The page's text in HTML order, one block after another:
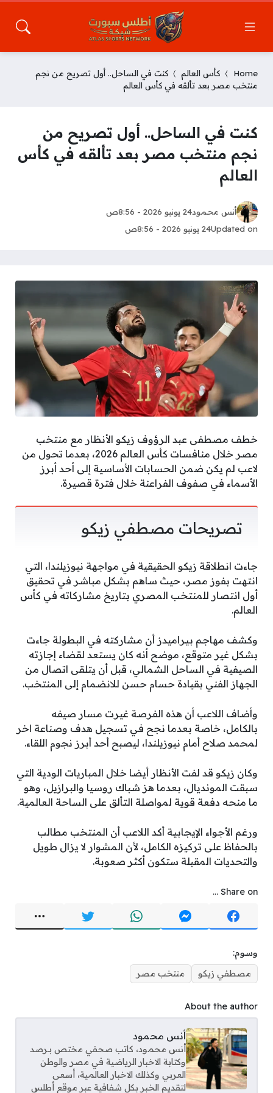
Home كأس العالم
كنت في الساحل.. أول تصريح من نجم
منتخب مصر بعد تألقه في كأس العالم
كنت في الساحل.. أول تصريح من
نجم منتخب مصر بعد تألقه في كأس
العالم
أنس محمود24 يونيو 2026 - 8:56ص
Updated on24 يونيو 2026 - 8:56ص
خطف مصطفى عبد الرؤوف زيكو الأنظار مع منتخب
مصر خلال منافسات كأس العالم 2026، بعدما تحول من
لاعب لم يكن ضمن الحسابات الأساسية إلى أحد أبرز
الأسماء في صفوف الفراعنة خلال فترة قصيرة.
تصريحات مصطفي زيكو
جاءت انطلاقة زيكو الحقيقية في مواجهة نيوزيلندا، التي
انتهت بفوز مصر، حيث ساهم بشكل مباشر في تحقيق
أول انتصار للمنتخب المصري بتاريخ مشاركاته في كأس
العالم.
وكشف مهاجم بيراميدز أن مشاركته في البطولة جاءت
بشكل غير متوقع، موضح أنه كان يستعد لقضاء إجازته
الصيفية في الساحل الشمالي، قبل أن يتلقى اتصال من
الجهاز الفني بقيادة حسام حسن للانضمام إلى المنتخب.
وأضاف اللاعب أن هذه الفرصة غيرت مسار صيفه
بالكامل، خاصة بعدما نجح في تسجيل هدف وصناعة اخر
لمحمد صلاح أمام نيوزيلندا، ليصبح أحد أبرز نجوم اللقاء.
وكان زيكو قد لفت الأنظار أيضا خلال المباريات الودية التي
سبقت المونديال، بعدما هز شباك روسيا والبرازيل، وهو
ما منحه دفعة قوية لمواصلة التألق على الساحة العالمية.
ورغم الأجواء الإيجابية أكد اللاعب أن المنتخب مطالب
بالحفاظ على تركيزه الكامل، لأن المشوار لا يزال طويل
والتحديات المقبلة ستكون أكثر صعوبة.
Share on ...
وسوم:
مصطفي زيكو
منتخب مصر
About the author
أنس محمود
أنس محمود، كاتب صحفي مختص بـرصد
وكتابة الاخبار الرياضية في مصر والوطن
العربي وكذلك الاخبار العالمية، أسعى
لتقديم الخبر بكل شفافية عبر موقع أطلس